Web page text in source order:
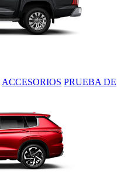
ACCESORIOS PRUEBA DE